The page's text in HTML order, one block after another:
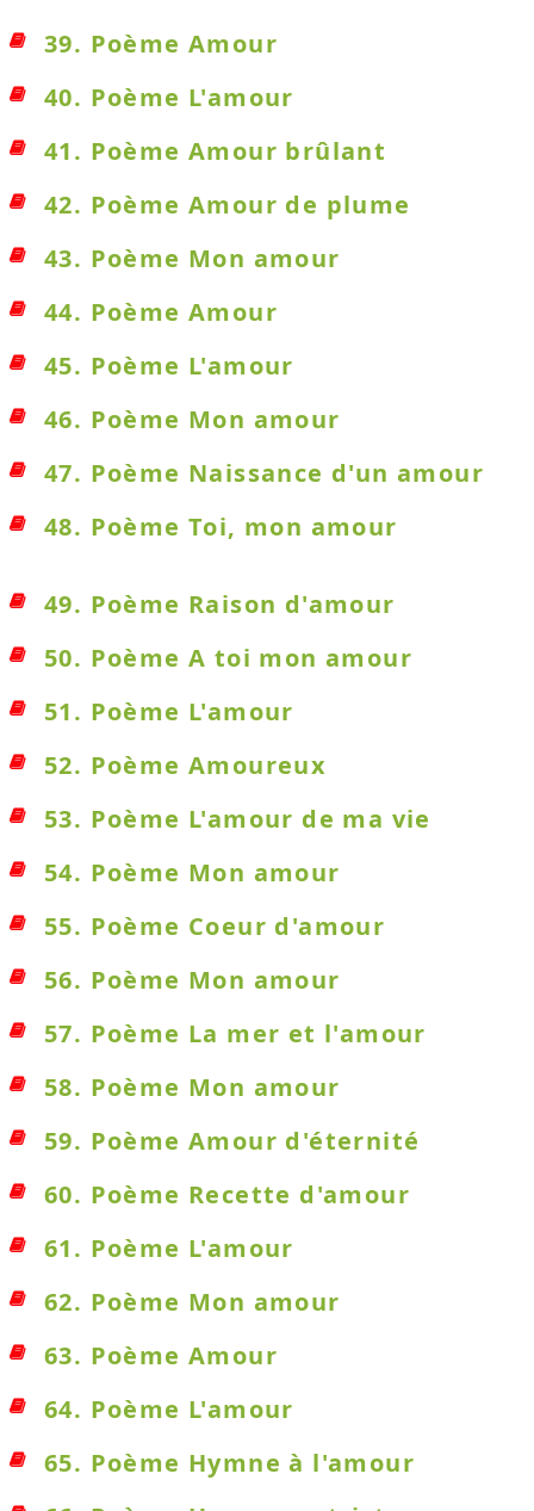
39. Poème Amour
40. Poème L'amour
41. Poème Amour brûlant
42. Poème Amour de plume
43. Poème Mon amour
44. Poème Amour
45. Poème L'amour
46. Poème Mon amour
47. Poème Naissance d'un amour
48. Poème Toi, mon amour
49. Poème Raison d'amour
50. Poème A toi mon amour
51. Poème L'amour
52. Poème Amoureux
53. Poème L'amour de ma vie
54. Poème Mon amour
55. Poème Coeur d'amour
56. Poème Mon amour
57. Poème La mer et l'amour
58. Poème Mon amour
59. Poème Amour d'éternité
60. Poème Recette d'amour
61. Poème L'amour
62. Poème Mon amour
63. Poème Amour
64. Poème L'amour
65. Poème Hymne à l'amour